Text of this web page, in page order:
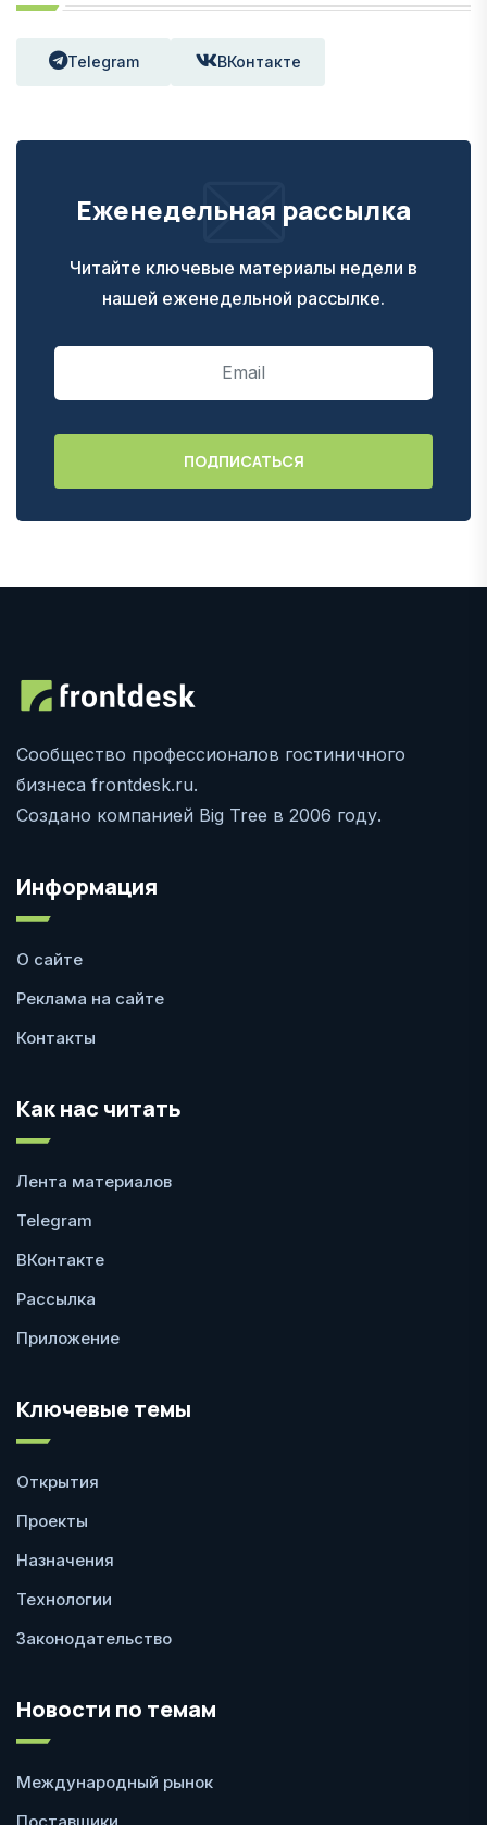
Telegram ВКонтакте
Еженедельная рассылка
Читайте ключевые материалы недели в
нашей еженедельной рассылке.
Сообщество профессионалов гостиничного
бизнеса frontdesk.ru.
Создано компанией Big Tree в 2006 году.
Информация
О сайте
Реклама на сайте
Контакты
Как нас читать
Лента материалов
Telegram
ВКонтакте
Рассылка
Приложение
Ключевые темы
Открытия
Проекты
Назначения
Технологии
Законодательство
Новости по темам
Международный рынок